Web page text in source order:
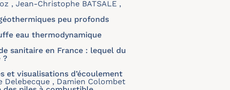
, Jean-Christophe BATSALE ,
peu profonds
eau thermodynamique
sanitaire en France : lequel du
?
et visualisations d’écoulement
Delebecque , Damien Colombet